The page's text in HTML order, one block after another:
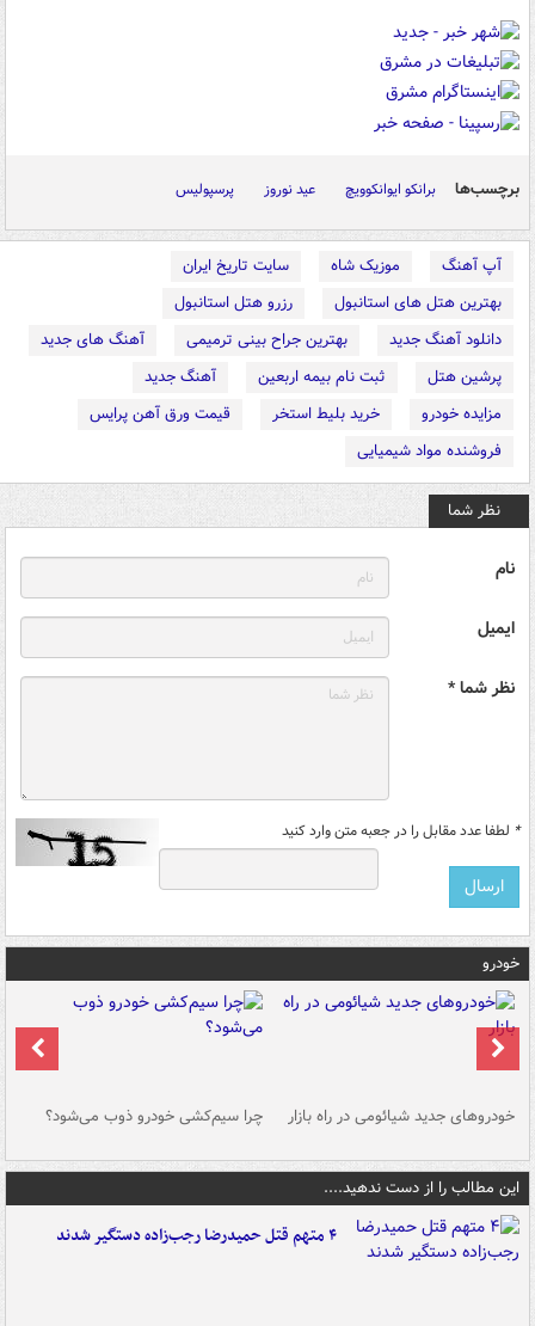
برچسب‌ها برانکو ایوانکوویچ عید نوروز پرسپولیس
آپ آهنگ موزیک شاه
سایت تاریخ ایران
بهترین هتل های استانبول
رزرو هتل استانبول
دانلود آهنگ جدید
بهترین جراح بینی ترمیمی
آهنگ های جدید
پرشین هتل
ثبت نام بیمه اربعین
آهنگ جدید
مزایده خودرو
خرید بلیط استخر
قیمت ورق آهن پرایس
فروشنده مواد شیمیایی
نظر شما
نام
ایمیل
نظر شما *
* لطفا عدد مقابل را در جعبه متن وارد کنید
خودرو
خودروهای جدید شیائومی در راه بازار چرا سیم‌کشی خودرو ذوب می‌شود؟
این مطالب را از دست ندهید....
۴ متهم قتل حمیدرضا رجب‌زاده دستگیر شدند